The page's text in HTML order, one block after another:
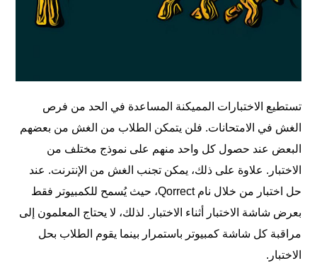
تستطيع الاختبارات المميكنة المساعدة في الحد من فرص
الغش في الامتحانات. فلن يتمكن الطلاب من الغش من بعضهم
البعض عند حصول كل واحد منهم على نموذج مختلف من
الاختبار. علاوة على ذلك، يمكن تجنب الغش من الإنترنت. عند
حل اختبار من خلال نام Qorrect، حيث يُسمح للكمبيوتر فقط
بعرض شاشة الاختبار أثناء الاختبار. لذلك، لا يحتاج المعلمون إلى
مراقبة كل شاشة كمبيوتر باستمرار بينما يقوم الطلاب بحل
الاختبار.